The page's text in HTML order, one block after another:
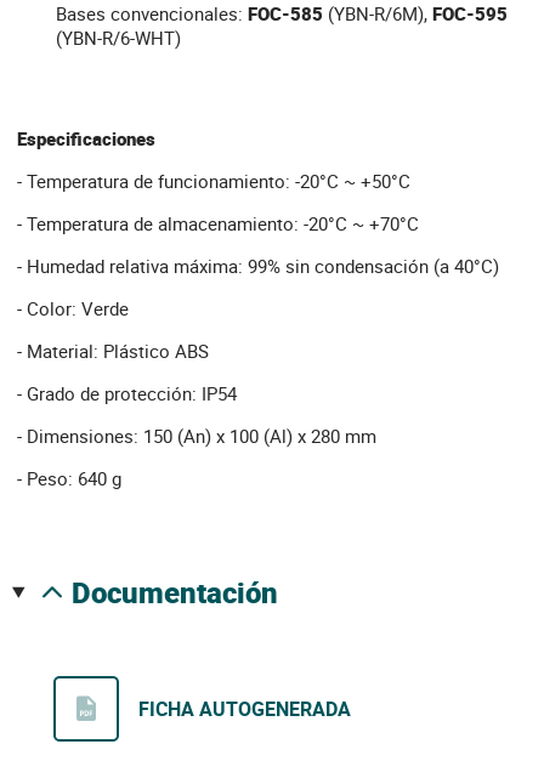
Bases convencionales: FOC-585 (YBN-R/6M), FOC-595
(YBN-R/6-WHT)
Especificaciones
- Temperatura de funcionamiento: -20°C ~ +50°C
- Temperatura de almacenamiento: -20°C ~ +70°C
- Humedad relativa máxima: 99% sin condensación (a 40°C)
- Color: Verde
- Material: Plástico ABS
- Grado de protección: IP54
- Dimensiones: 150 (An) x 100 (Al) x 280 mm
- Peso: 640 g
documentación
FICHA AUTOGENERADA